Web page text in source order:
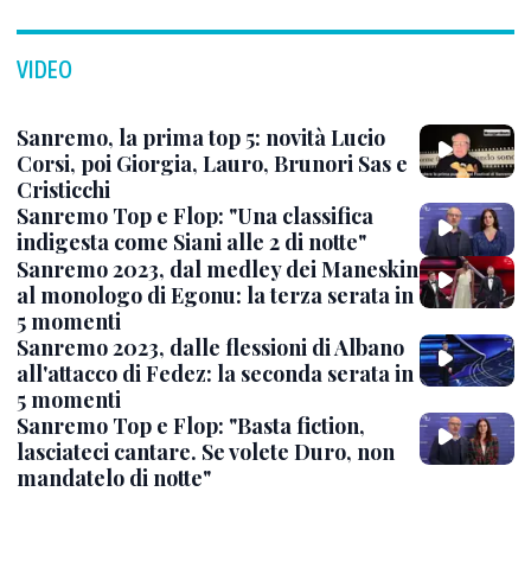
VIDEO
Sanremo, la prima top 5: novità Lucio
Corsi, poi Giorgia, Lauro, Brunori Sas e
Cristicchi
Sanremo Top e Flop: "Una classifica
indigesta come Siani alle 2 di notte"
Sanremo 2023, dal medley dei Maneskin
al monologo di Egonu: la terza serata in
5 momenti
Sanremo 2023, dalle flessioni di Albano
all'attacco di Fedez: la seconda serata in
5 momenti
Sanremo Top e Flop: "Basta fiction,
lasciateci cantare. Se volete Duro, non
mandatelo di notte"